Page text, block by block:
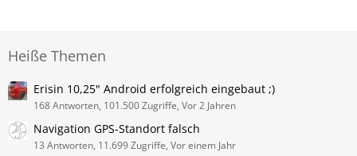
Heiße Themen
Erisin 10,25" Android erfolgreich eingebaut ;)
168 Antworten, 101.500 Zugriffe, Vor 2 Jahren
Navigation GPS-Standort falsch
13 Antworten, 11.699 Zugriffe, Vor einem Jahr